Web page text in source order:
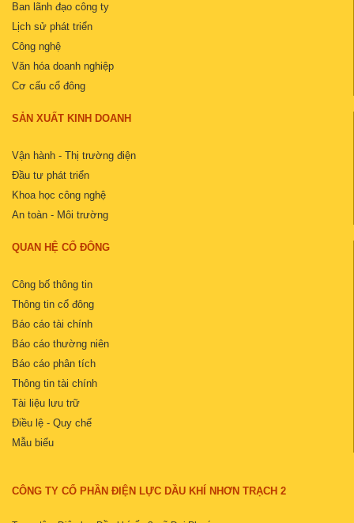
Ban lãnh đạo công ty
Lịch sử phát triển
Công nghệ
Văn hóa doanh nghiệp
Cơ cấu cổ đông
SẢN XUẤT KINH DOANH
Vận hành - Thị trường điện
Đầu tư phát triển
Khoa học công nghệ
An toàn - Môi trường
QUAN HỆ CỔ ĐÔNG
Công bố thông tin
Thông tin cổ đông
Báo cáo tài chính
Báo cáo thường niên
Báo cáo phân tích
Thông tin tài chính
Tài liệu lưu trữ
Điều lệ - Quy chế
Mẫu biểu
CÔNG TY CỔ PHẦN ĐIỆN LỰC DẦU KHÍ NHƠN TRẠCH 2